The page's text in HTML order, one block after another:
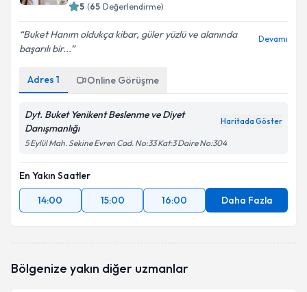
5 (65 Değerlendirme)
Buket Hanım oldukça kibar, güler yüzlü ve alanında
başarılı bir...
Devamı
Adres 1 Online Görüşme
Dyt. Buket Yenikent Beslenme ve Diyet
Danışmanlığı
Haritada Göster
5 Eylül Mah. Sekine Evren Cad. No:33 Kat:3 Daire No:304
En Yakın Saatler
14:00
15:00 16:00 Daha Fazla
Bölgenize yakın diğer uzmanlar